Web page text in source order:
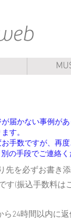
届かない事例が
す。
手数ですが、再度
の手段でご連絡く
先を必ずお書き
(振込手数料は
24時間以内に